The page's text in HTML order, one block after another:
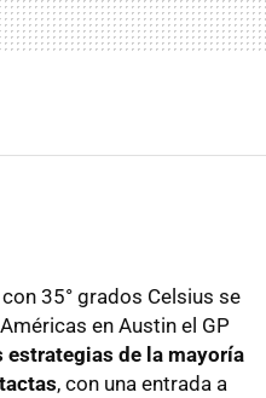
con 35° grados Celsius se
en Austin el GP
estrategias de la mayoría
, con una entrada a